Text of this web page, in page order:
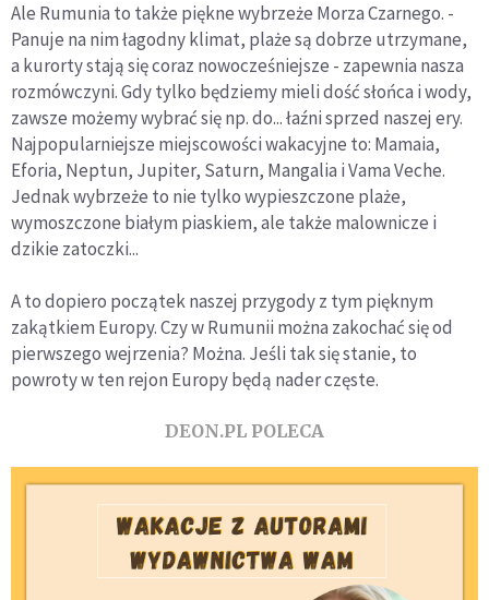
Ale Rumunia to także piękne wybrzeże Morza Czarnego. -
Panuje na nim łagodny klimat, plaże są dobrze utrzymane,
a kurorty stają się coraz nowocześniejsze - zapewnia nasza
rozmówczyni. Gdy tylko będziemy mieli dość słońca i wody,
zawsze możemy wybrać się np. do... łaźni sprzed naszej ery.
Najpopularniejsze miejscowości wakacyjne to: Mamaia,
Eforia, Neptun, Jupiter, Saturn, Mangalia i Vama Veche.
Jednak wybrzeże to nie tylko wypieszczone plaże,
wymoszczone białym piaskiem, ale także malownicze i
dzikie zatoczki...
A to dopiero początek naszej przygody z tym pięknym
zakątkiem Europy. Czy w Rumunii można zakochać się od
pierwszego wejrzenia? Można. Jeśli tak się stanie, to
powroty w ten rejon Europy będą nader częste.
DEON.PL POLECA